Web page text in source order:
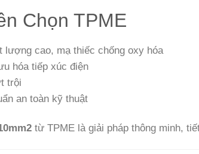
Chọn TPME
lượng cao, mạ thiếc chống oxy hóa
hóa tiếp xúc điện
trội
an toàn kỹ thuật
từ TPME là giải pháp thông minh,